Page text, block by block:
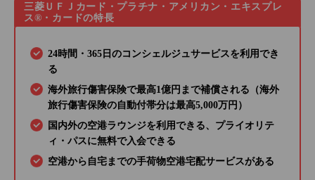
三菱ＵＦＪカード・プラチナ・アメリカン・エキスプレ
ス®・カードの特長
24時間・365日のコンシェルジュサービスを利用でき
る
海外旅行傷害保険で最高1億円まで補償される（海外
旅行傷害保険の自動付帯分は最高5,000万円）
国内外の空港ラウンジを利用できる、プライオリテ
ィ・パスに無料で入会できる
空港から自宅までの手荷物空港宅配サービスがある